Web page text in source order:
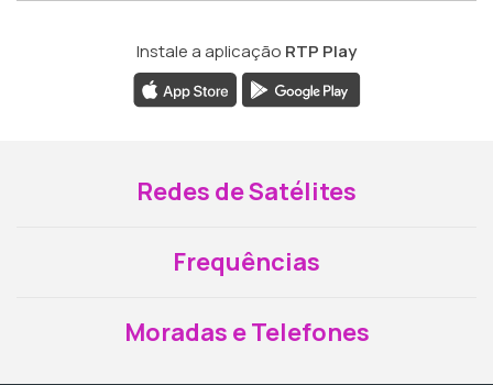
Instale a aplicação RTP Play
Redes de Satélites
Frequências
Moradas e Telefones